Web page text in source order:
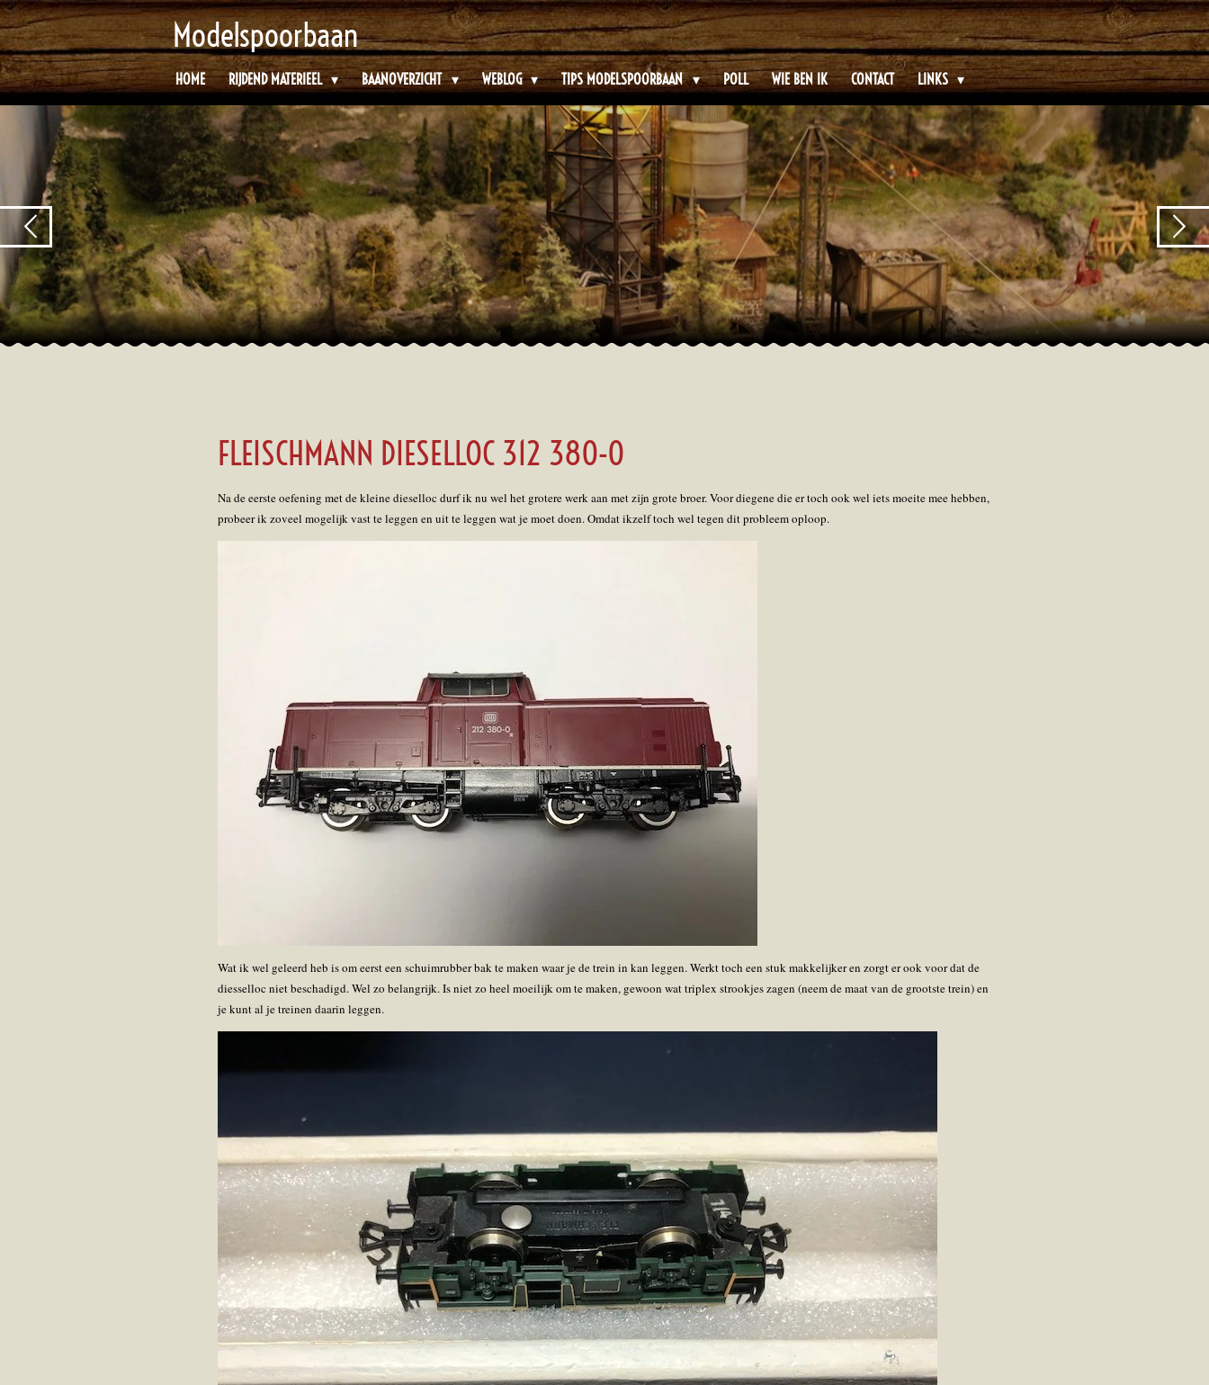
Ga
direct
naar
de
Modelspoorbaan
HOME RIJDEND MATERIEEL BAANOVERZICHT WEBLOG TIPS MODELSPOORBAAN POLL WIE BEN IK CONTACT LINKS
FLEISCHMANN DIESELLOC 312 380-0
Na de eerste oefening met de kleine dieselloc durf ik nu wel het grotere werk aan met zijn grote broer. Voor diegene die er toch ook wel iets moeite mee hebben,
probeer ik zoveel mogelijk vast te leggen en uit te leggen wat je moet doen. Omdat ikzelf toch wel tegen dit probleem oploop.
Wat ik wel geleerd heb is om eerst een schuimrubber bak te maken waar je de trein in kan leggen. Werkt toch een stuk makkelijker en zorgt er ook voor dat de
diesselloc niet beschadigd. Wel zo belangrijk. Is niet zo heel moeilijk om te maken, gewoon wat triplex strookjes zagen (neem de maat van de grootste trein) en
je kunt al je treinen daarin leggen.